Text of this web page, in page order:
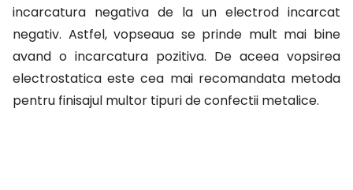
incarcatura negativa de la un electrod incarcat
negativ. Astfel, vopseaua se prinde mult mai bine
avand o incarcatura pozitiva. De aceea vopsirea
electrostatica este cea mai recomandata metoda
pentru finisajul multor tipuri de confectii metalice.